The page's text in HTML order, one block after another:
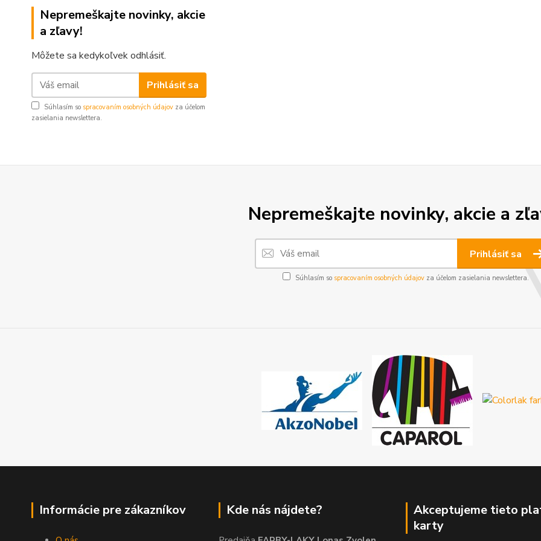
Nepremeškajte novinky, akcie
a zľavy!
Môžete sa kedykoľvek odhlásiť.
Prihlásiť sa
Súhlasím so spracovaním osobných údajov za účelom
zasielania newslettera.
Nepremeškajte novinky, akcie a
Prihlásiť sa
Súhlasím so spracovaním osobných údajov za účelom zasielania newslettera.
Informácie pre zákazníkov Kde nás nájdete?
Akceptujeme tieto
karty